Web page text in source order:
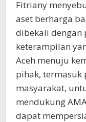
Fitriany
aset berharga
dibekali dengan
keterampilan
Aceh menuju
pihak, termasuk
masyarakat,
mendukung
dapat